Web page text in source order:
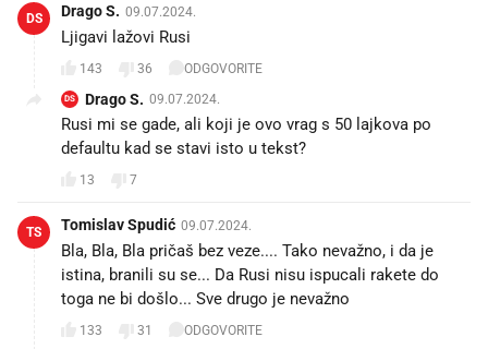
DS Drago S. 09.07.2024.
Ljigavi lažovi Rusi
143 36 ODGOVORITE
DS Drago S. 09.07.2024.
Rusi mi se gade, ali koji je ovo vrag s 50 lajkova po
defaultu kad se stavi isto u tekst?
13 7
TS Tomislav Spudić 09.07.2024.
Bla, Bla, Bla pričaš bez veze.... Tako nevažno, i da je
istina, branili su se... Da Rusi nisu ispucali rakete do
toga ne bi došlo... Sve drugo je nevažno
133 31 ODGOVORITE